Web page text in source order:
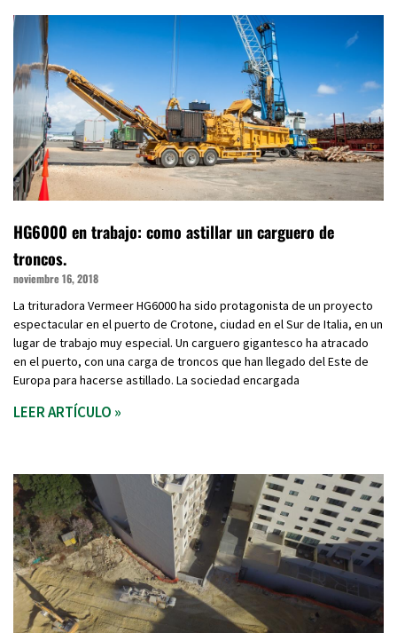
HG6000 en trabajo: como astillar un carguero de
troncos.
noviembre 16, 2018
La trituradora Vermeer HG6000 ha sido protagonista de un proyecto
espectacular en el puerto de Crotone, ciudad en el Sur de Italia, en un
lugar de trabajo muy especial. Un carguero gigantesco ha atracado
en el puerto, con una carga de troncos que han llegado del Este de
Europa para hacerse astillado. La sociedad encargada
LEER ARTÍCULO »